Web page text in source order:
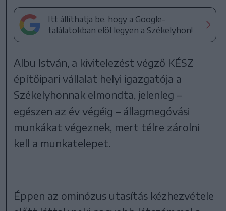
Itt állíthatja be, hogy a Google-
találatokban elöl legyen a Székelyhon!
Albu István, a kivitelezést végző KÉSZ
építőipari vállalat helyi igazgatója a
Székelyhonnak elmondta, jelenleg –
egészen az év végéig – állagmegóvási
munkákat végeznek, mert télre zárolni
kell a munkatelepet.
Éppen az ominózus utasítás kézhezvétele